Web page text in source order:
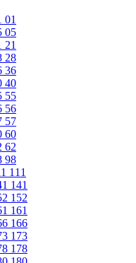
01
05
21
28
36
40
55
56
57
60
62
98
111
141
152
161
166
173
178